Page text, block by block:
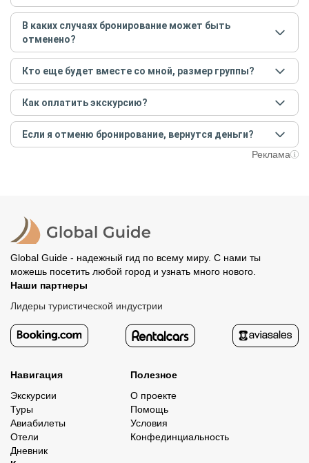
Достаточно перейти по ссылке «Задать вопрос» и
написать гиду. Платить при этом не нужно. Сначала
согласуйте с гидом интересующие вас вопросы и после
этого бронируйте экскурсию.Задать вопрос.
В каких случаях бронирование может быть
отменено?
Только в случае неблагоприятных погодных условий,
например, если экскурсия на кораблике, а по прогнозу
погоды аномально-сильный ветер. При этом гид
предупредит вас об отмене, а мы вернем предоплату на
карту. Во всех остальных случаях экскурсия состоится.
Кто еще будет вместе со мной, размер группы?
Если экскурсия индивидуальная, гид проведет встречу
только для вас и вашей компании. Если групповая — на
экскурсии будут другие участники, размер зависит от
условий конкретной экскурсии.
Как оплатить экскурсию?
Создайте заказ на удобную дату и время, и внесите
предоплату как можно скорее, чтобы другие
путешественники не заняли ваше место. После этого
организатору напрямую не требуется.
Если я отменю бронирование, вернутся деньги?
При отмене за 48 часов или раньше мы вернем всюРеклама
Global Guide - надежный гид по всему миру. С нами ты
можешь посетить любой город и узнать много нового.
Наши партнеры
Лидеры туристической индустрии
Навигация
Экскурсии
Туры
Авиабилеты
Отели
Дневник
Полезное
О проекте
Помощь
Условия
Конфединциальность